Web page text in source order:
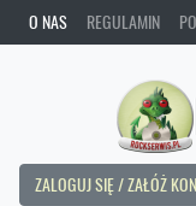
O NAS REGULAMIN
ZALOGUJ SIĘ / ZAŁÓŻ